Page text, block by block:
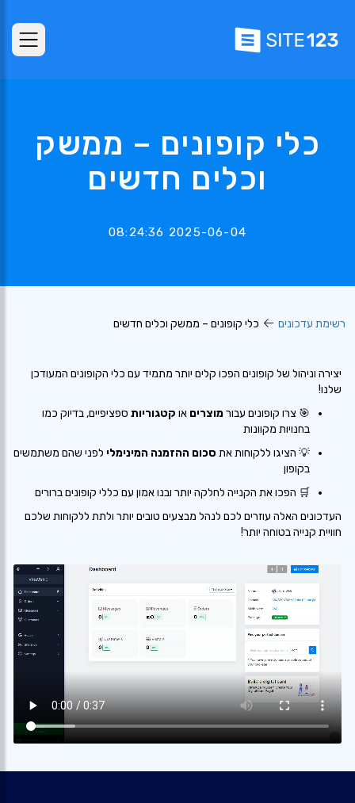
כלי קופונים – ממשק
וכלים חדשים
2025-06-04 08:24:36
רשימת עדכונים כלי קופונים – ממשק וכלים חדשים
יצירה וניהול של קופונים הפכו קלים יותר מתמיד עם כלי הקופונים המעודכן
שלנו!
🎯 צרו קופונים עבורמוצרים או קטגוריות ספציפיים, בדיוק כמו
בחנויות מקוונות
💡 הציגו ללקוחות את סכום ההזמנה המינימלי לפני שהם משתמשים
בקופון
🛒 הפכו את הקנייה לחלקה יותר ובנו אמון עם כללי קופונים ברורים
העדכונים האלה עוזרים לכם לנהל מבצעים טובים יותר ולתת ללקוחות שלכם
חוויית קנייה בטוחה יותר!